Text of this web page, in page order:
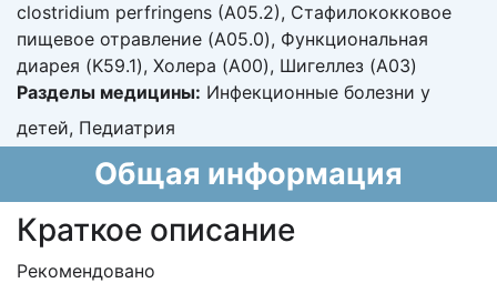
clostridium perfringens (A05.2), Стафилококковое
пищевое отравление (A05.0), Функциональная
диарея (K59.1), Холера (A00), Шигеллез (A03)
Разделы медицины: Инфекционные болезни у
детей, Педиатрия
Общая информация
Краткое описание
Рекомендовано